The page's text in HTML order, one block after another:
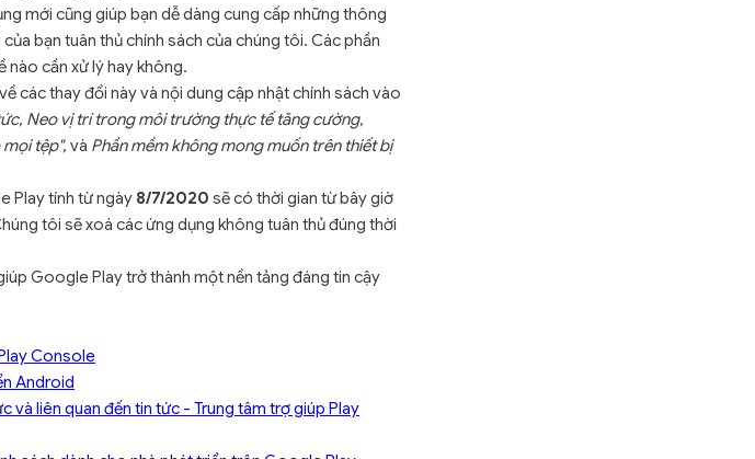
mới cũng giúp bạn dễ dàng cung cấp những thông
bạn tuân thủ chính sách của chúng tôi. Các phần
nào cần xử lý hay không.
các thay đổi này và nội dung cập nhật chính sách vào
Neo vị trí trong môi trường thực tế tăng cường,
tệp", và Phần mềm không mong muốn trên thiết bị
Play tính từ ngày 8/7/2020 sẽ có thời gian từ bây giờ
tôi sẽ xoá các ứng dụng không tuân thủ đúng thời
Google Play trở thành một nền tảng đáng tin cậy
Console
Android
và liên quan đến tin tức - Trung tâm trợ giúp Play